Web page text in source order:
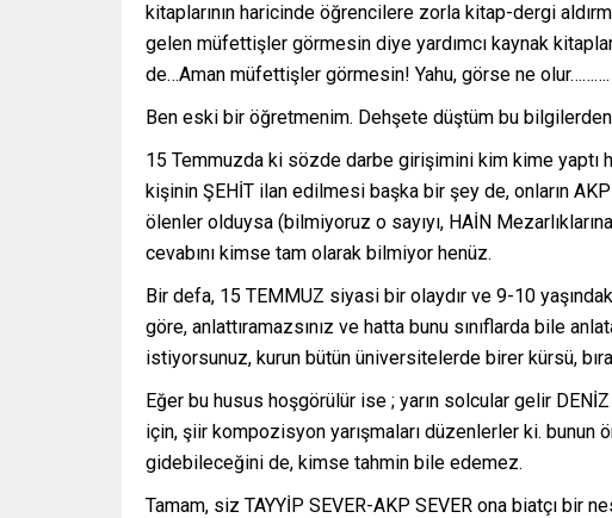
kitaplarının haricinde öğrencilere zorla kitap-dergi
gelen müfettişler görmesin diye yardımcı kaynak
de…Aman müfettişler görmesin! Yahu, görse ne olur……….
Ben eski bir öğretmenim. Dehşete düştüm bu
15 Temmuzda ki sözde darbe girişimini kim kime yaptı
kişinin ŞEHİT ilan edilmesi başka bir şey de, onların
ölenler olduysa (bilmiyoruz o sayıyı, HAİN
cevabını kimse tam olarak bilmiyor henüz.
Bir defa, 15 TEMMUZ siyasi bir olaydır ve 9-10
göre, anlattıramazsınız ve hatta bunu sınıflarda bile
istiyorsunuz, kurun bütün üniversitelerde birer kürsü,
Eğer bu husus hoşgörülür ise ; yarın solcular gelir
için, şiir kompozisyon yarışmaları düzenlerler ki. bunun
gidebileceğini de, kimse tahmin bile edemez.
Tamam, siz TAYYİP SEVER-AKP SEVER ona biatçı bir